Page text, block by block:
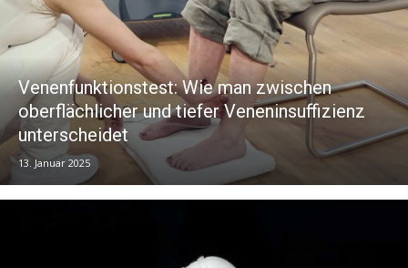
Venenfunktionstest: Wie man zwischen
oberflächlicher und tiefer Veneninsuffizienz
unterscheidet
13. Januar 2025